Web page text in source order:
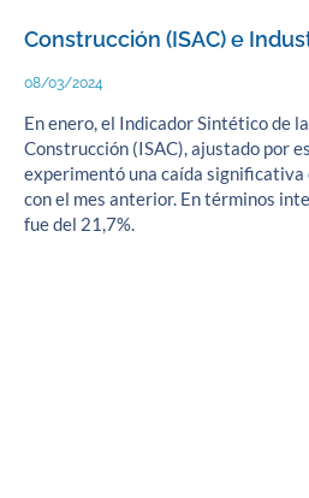
Construcción (ISAC) e
08/03/2024
En enero, el Indicador Sintético de
Construcción (ISAC), ajustado por
experimentó una caída significativa
con el mes anterior. En términos
fue del 21,7%.